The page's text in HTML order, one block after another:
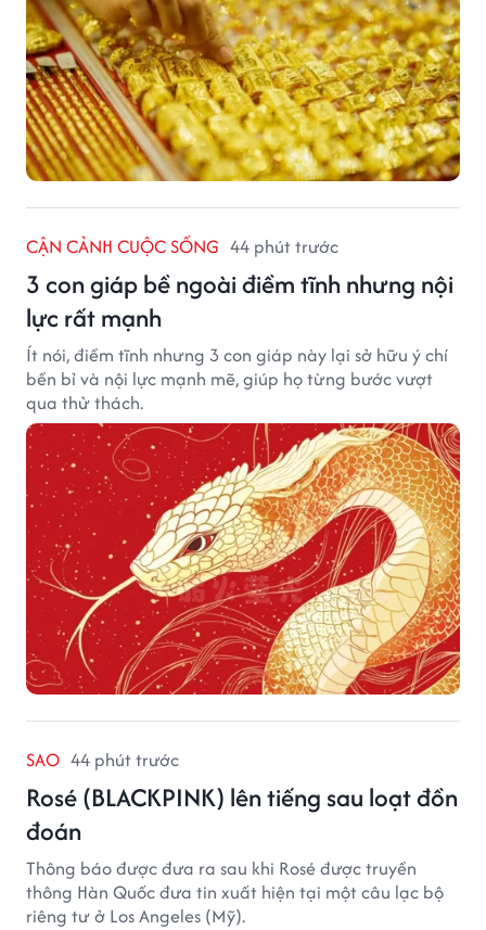
CẬN CẢNH CUỘC SỐNG 44 phút trước
3 con giáp bề ngoài điềm tĩnh nhưng nội
lực rất mạnh
Ít nói, điềm tĩnh nhưng 3 con giáp này lại sở hữu ý chí
bền bỉ và nội lực mạnh mẽ, giúp họ từng bước vượt
qua thử thách.
SAO 44 phút trước
Rosé (BLACKPINK) lên tiếng sau loạt đồn
đoán
Thông báo được đưa ra sau khi Rosé được truyền
thông Hàn Quốc đưa tin xuất hiện tại một câu lạc bộ
riêng tư ở Los Angeles (Mỹ).